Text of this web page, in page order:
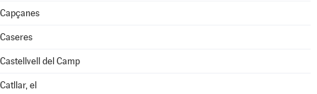
Capçanes
Caseres
Castellvell del Camp
Catllar, el